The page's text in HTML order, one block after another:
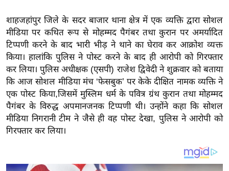
वि
शे
ष
ज्ञ
रा
य
ब
ज
ट
ल
शाहजहांपुर जिले के सदर बाजार थाना क्षेत्र में एक व्यक्ति द्वारा सोशल
मीडिया पर कथित रूप से मोहम्मद पैगंबर तथा कुरान पर अमर्यादित
टिप्पणी करने के बाद भारी भीड़ ने थाने का घेराव कर आक्रोश व्यक्त
किया। हालांकि पुलिस ने पोस्ट करने के बाद ही आरोपी को गिरफ्तार
कर लिया।पुलिस अधीक्षक (एसपी) राजेश द्विवेदी ने शुक्रवार को बताया
कि आज सोशल मीडिया मंच ‘फेसबुक’ पर केके दीक्षित नामक व्यक्ति ने
एक पोस्ट किया,जिसमें मुस्लिम धर्म के पवित्र ग्रंथ कुरान तथा मोहम्मद
पैगंबर के विरुद्ध अपमानजनक टिप्पणी थी। उन्होंने कहा कि सोशल
मीडिया निगरानी टीम ने जैसे ही वह पोस्ट देखा, पुलिस ने आरोपी को
गिरफ्तार कर लिया।